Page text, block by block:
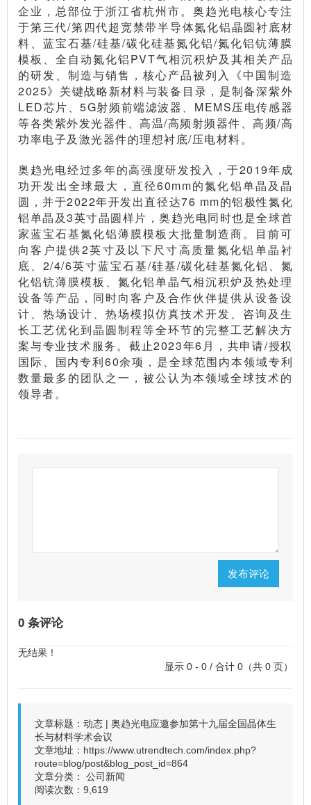
企业，总部位于浙江省杭州市。奥趋光电核心专注
于第三代/第四代超宽禁带半导体氮化铝晶圆衬底材
料、蓝宝石基/硅基/碳化硅基氮化铝/氮化铝钪薄膜
模板、全自动氮化铝PVT气相沉积炉及其相关产品
的研发、制造与销售，核心产品被列入《中国制造
2025》关键战略新材料与装备目录，是制备深紫外
LED芯片、5G射频前端滤波器、MEMS压电传感器
等各类紫外发光器件、高温/高频射频器件、高频/高
功率电子及激光器件的理想衬底/压电材料。
奥趋光电经过多年的高强度研发投入，于2019年成
功开发出全球最大，直径60mm的氮化铝单晶及晶
圆，并于2022年开发出直径达76 mm的铝极性氮化
铝单晶及3英寸晶圆样片，奥趋光电同时也是全球首
家蓝宝石基氮化铝薄膜模板大批量制造商。目前可
向客户提供2英寸及以下尺寸高质量氮化铝单晶衬
底、2/4/6英寸蓝宝石基/硅基/碳化硅基氮化铝、氮
化铝钪薄膜模板、氮化铝单晶气相沉积炉及热处理
设备等产品，同时向客户及合作伙伴提供从设备设
计、热场设计、热场模拟仿真技术开发、咨询及生
长工艺优化到晶圆制程等全环节的完整工艺解决方
案与专业技术服务。截止2023年6月，共申请/授权
国际、国内专利60余项，是全球范围内本领域专利
数量最多的团队之一，被公认为本领域全球技术的
领导者。
发布评论
0 条评论
无结果！
显示 0 - 0 / 合计 0（共 0 页）
文章标题：动态 | 奥趋光电应邀参加第十九届全国晶体生
长与材料学术会议
文章地址： https://www.utrendtech.com/index.php?
route=blog/post&blog_post_id=864
文章分类： 公司新闻
阅读次数：9,619